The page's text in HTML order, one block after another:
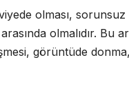
olması,
olmalıdır. Bu
görüntüde